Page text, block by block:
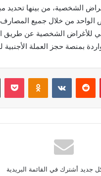
الشخصية، من بينها تحديد
من خلال جميع المصارف
للأغراض الشخصية عن طريق
بينتيريست
‏Reddit
‏VKontakte
جديد أشترك في القائمة البريدية